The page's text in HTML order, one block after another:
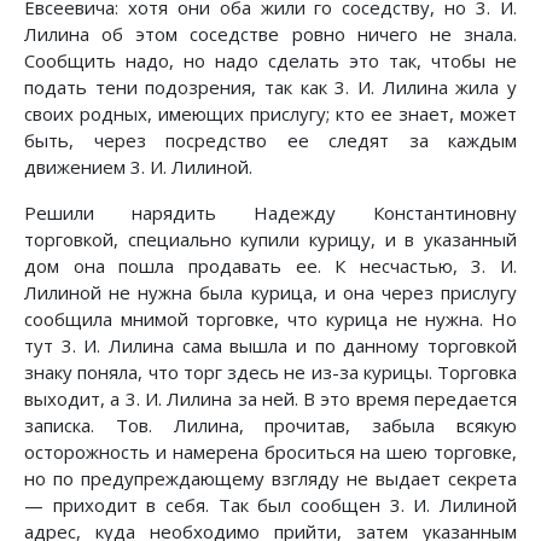
Евсеевича: хотя они оба жили го соседству, но 3. И.
Лилина об этом соседстве ровно ничего не знала.
Сообщить надо, но надо сделать это так, чтобы не
подать тени подозрения, так как 3. И. Лилина жила у
своих родных, имеющих прислугу; кто ее знает, может
быть, через посредство ее следят за каждым
движением 3. И. Лилиной.
Решили нарядить Надежду Константиновну
торговкой, специально купили курицу, и в указанный
дом она пошла продавать ее. К несчастью, 3. И.
Лилиной не нужна была курица, и она через прислугу
сообщила мнимой торговке, что курица не нужна. Но
тут 3. И. Лилина сама вышла и по данному торговкой
знаку поняла, что торг здесь не из-за курицы. Торговка
выходит, а 3. И. Лилина за ней. В это время передается
записка. Тов. Лилина, прочитав, забыла всякую
осторожность и намерена броситься на шею торговке,
но по предупреждающему взгляду не выдает секрета
— приходит в себя. Так был сообщен 3. И. Лилиной
адрес, куда необходимо прийти, затем указанным